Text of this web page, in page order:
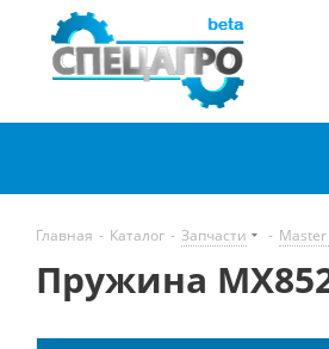
Главная - Каталог - Запчасти - Master
Пружина